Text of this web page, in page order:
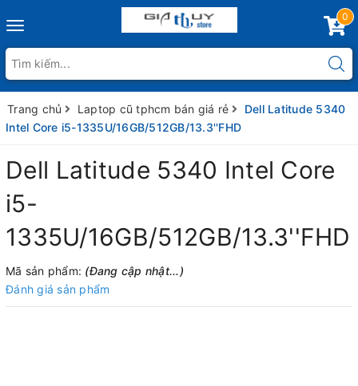
Toggle
0
Trang chủ Laptop cũ tphcm bán giá rẻ
Dell Latitude 5340
Intel Core i5-1335U/16GB/512GB/13.3''FHD
Dell Latitude 5340 Intel Core
i5-
1335U/16GB/512GB/13.3''FHD
Mã sản phẩm: (Đang cập nhật...)
Đánh giá sản phẩm